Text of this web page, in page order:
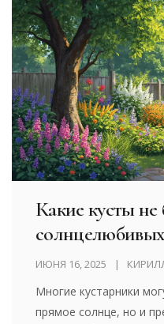
Какие кусты не
кустарников
ИЮНЯ 16, 2025
Многие кустарники
прямое солнце, но и